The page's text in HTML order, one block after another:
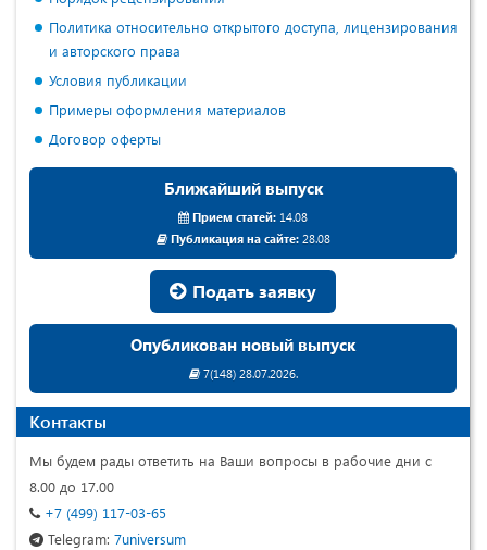
Политика относительно открытого доступа, лицензирования
и авторского права
Условия публикации
Примеры оформления материалов
Договор оферты
Ближайший выпуск
Прием статей: 14.08
Публикация на сайте:28.08
Подать заявку
Опубликован новый выпуск
7(148) 28.07.2026.
Контакты
Мы будем рады ответить на Ваши вопросы в рабочие дни с
8.00 до 17.00
+7 (499) 117-03-65
Telegram: 7universum